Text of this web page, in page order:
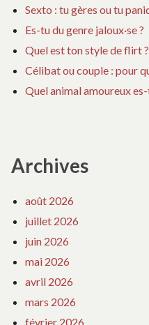
Sexto : tu gères ou tu
Es-tu du genre jaloux·se ?
Quel est ton style de flirt ?
Célibat ou couple : pour
Quel animal amoureux es-
Archives
août 2026
juillet 2026
juin 2026
mai 2026
avril 2026
mars 2026
février 2026